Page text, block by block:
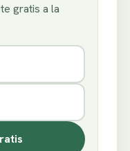
gratis a la